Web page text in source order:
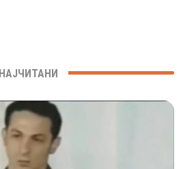
НАЈЧИТАНИ